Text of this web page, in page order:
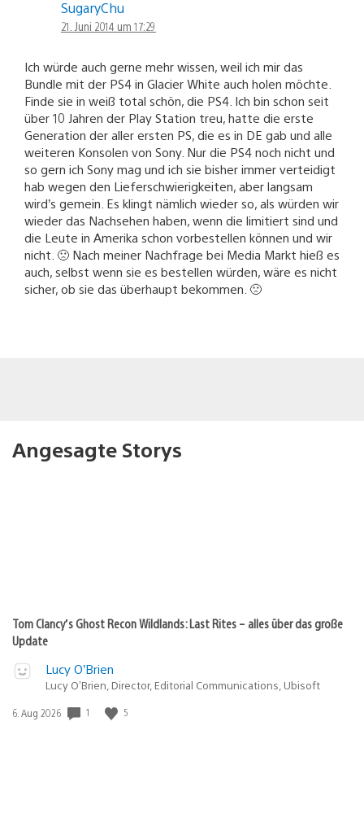
SugaryChu
21. Juni 2014 um 17:29
Ich würde auch gerne mehr wissen, weil ich mir das
Bundle mit der PS4 in Glacier White auch holen möchte.
Finde sie in weiß total schön, die PS4. Ich bin schon seit
über 10 Jahren der Play Station treu, hatte die erste
Generation der aller ersten PS, die es in DE gab und alle
weiteren Konsolen von Sony. Nur die PS4 noch nicht und
so gern ich Sony mag und ich sie bisher immer verteidigt
hab wegen den Lieferschwierigkeiten, aber langsam
wird’s gemein. Es klingt nämlich wieder so, als würden wir
wieder das Nachsehen haben, wenn die limitiert sind und
die Leute in Amerika schon vorbestellen können und wir
nicht. 🙁 Nach meiner Nachfrage bei Media Markt hieß es
auch, selbst wenn sie es bestellen würden, wäre es nicht
sicher, ob sie das überhaupt bekommen. 🙁
Angesagte Storys
Tom Clancy’s Ghost Recon Wildlands: Last Rites – alles über das große
Update
Lucy O’Brien
Lucy O’Brien, Director, Editorial Communications, Ubisoft
Veröffentlichungsdatum:
6. Aug 2026 1 5